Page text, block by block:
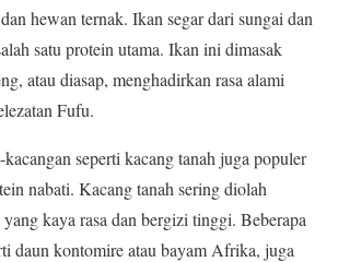
hewan ternak. Ikan segar dari sungai dan
satu protein utama. Ikan ini dimasak
atau diasap, menghadirkan rasa alami
Fufu.
seperti kacang tanah juga populer
nabati. Kacang tanah sering diolah
kaya rasa dan bergizi tinggi. Beberapa
daun kontomire atau bayam Afrika, juga